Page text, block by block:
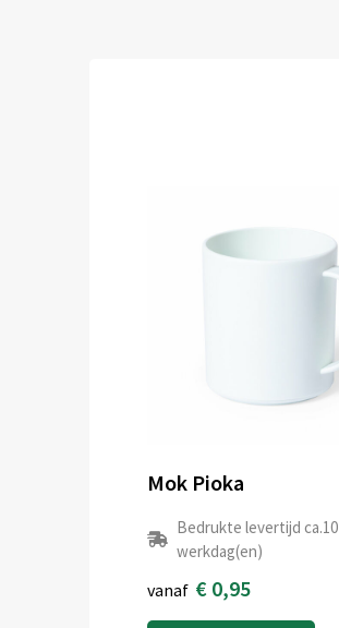
Mok Pioka
Bedrukte levertijd ca.10
werkdag(en)
vanaf € 0,95